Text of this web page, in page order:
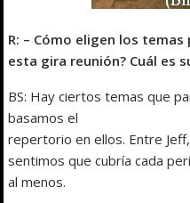
R: – Cómo eligen los
esta gira reunión? Cuál es
BS: Hay ciertos temas que
basamos el
repertorio en ellos. Entre
sentimos que cubría cada
al menos.